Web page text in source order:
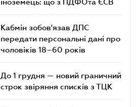
Кабмін зобов'язав ДПС
передати персональні дані про
чоловіків 18–60 років
До 1 грудня — новий граничний
строк звіряння списків з ТЦК